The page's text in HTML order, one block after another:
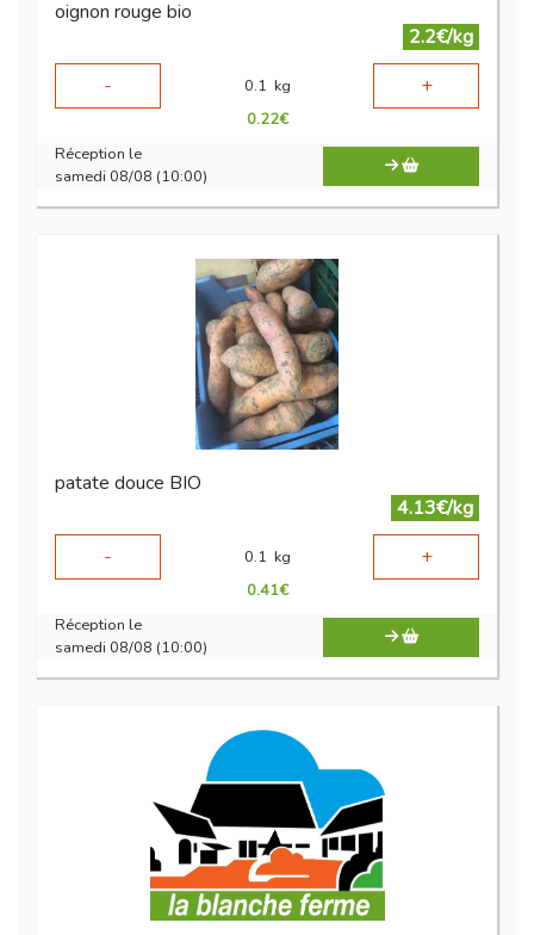
oignon rouge bio
2.2€/kg
-
0.1 kg +
0.22€
Réception le
samedi 08/08 (10:00)
patate douce BIO
4.13€/kg
-
0.1 kg +
0.41€
Réception le
samedi 08/08 (10:00)